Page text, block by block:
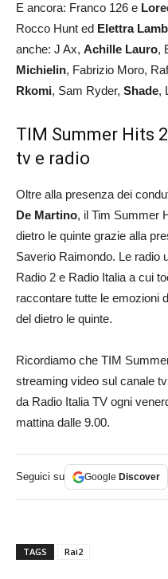
E ancora: Franco 126 e
Rocco Hunt ed Elettra
anche: J Ax, Achille Lauro,
Michielin, Fabrizio Moro,
Rkomi, Sam Ryder, Shade,
TIM Summer Hits
tv e radio
Oltre alla presenza dei
De Martino, il Tim Summer
dietro le quinte grazie alla
Saverio Raimondo. Le radio
Radio 2 e Radio Italia a cui
raccontare tutte le emozioni
del dietro le quinte.
Ricordiamo che TIM
streaming video sul canale
da Radio Italia TV ogni
mattina dalle 9.00.
Seguici su Google Discover
TAGS Rai2